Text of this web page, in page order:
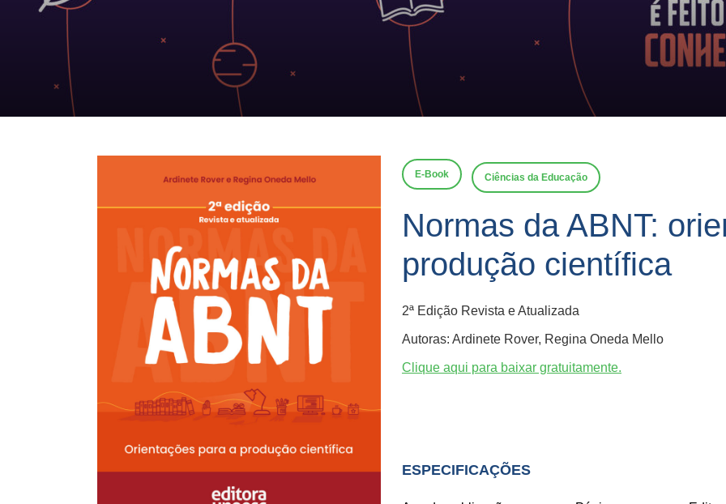
E-Book Ciências da Educação
Normas da ABNT:
produção científica
2ª Edição Revista e Atualizada
Autoras: Ardinete Rover, Regina Oneda Mello
Clique aqui para baixar gratuitamente.
ESPECIFICAÇÕES